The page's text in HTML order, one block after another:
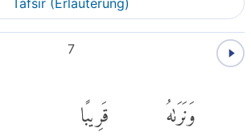
Tafsir (Erläuterung)
7
وَنَرَىٰهُ قَرِيبًا